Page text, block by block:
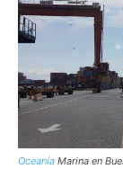
Oceanía Marina en